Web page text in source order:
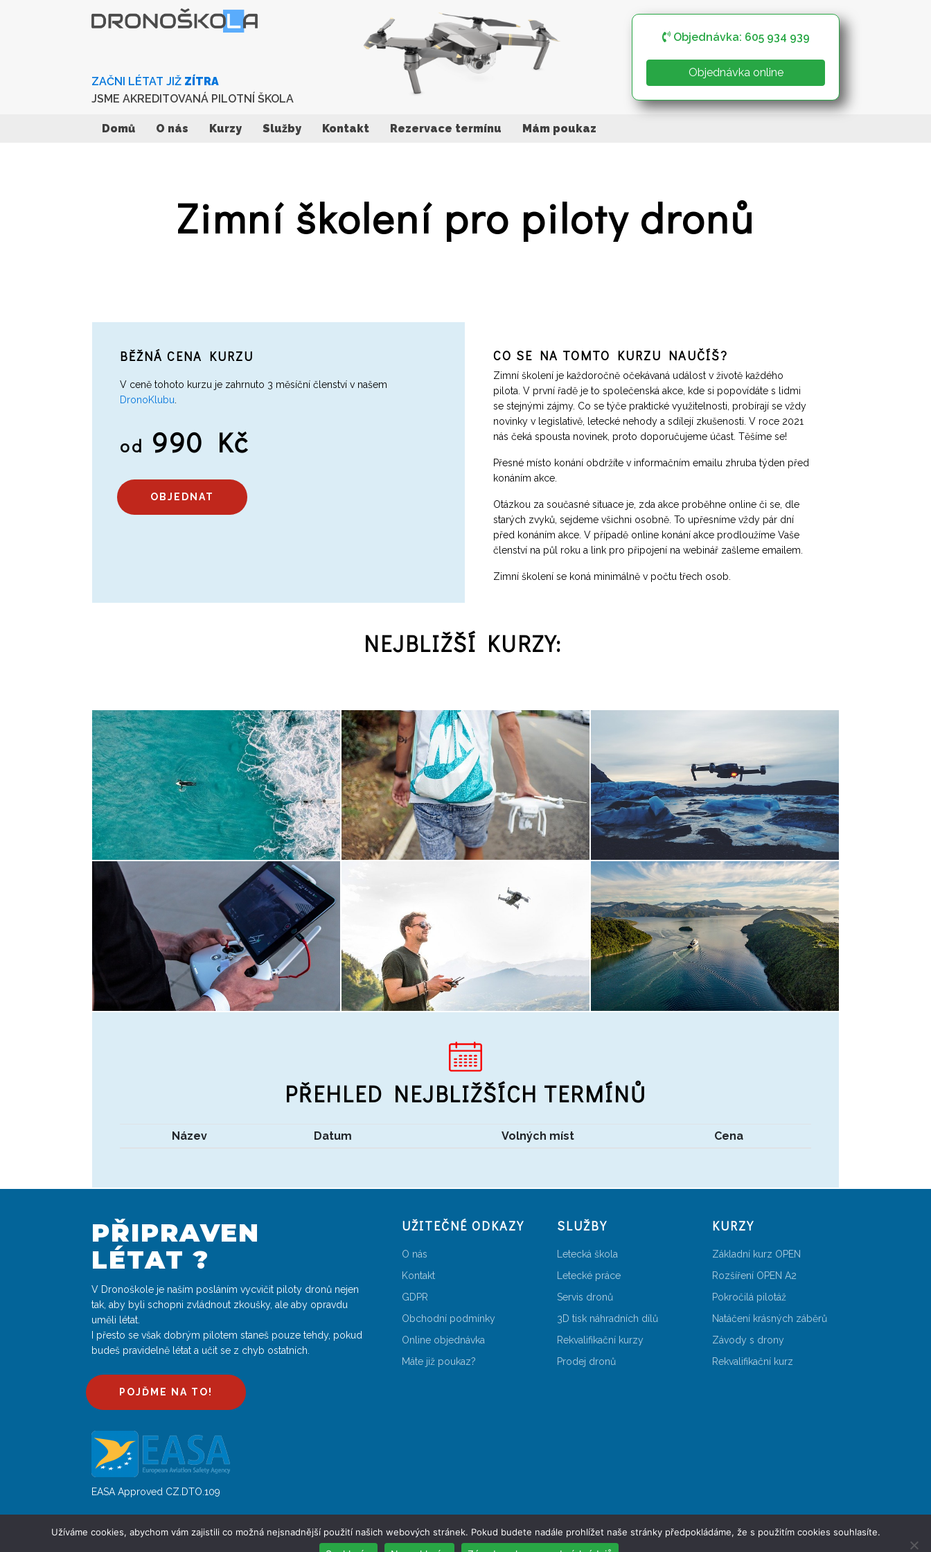
ZAČNI LÉTAT JIŽ ZÍTRA
JSME AKREDITOVANÁ PILOTNÍ ŠKOLA
Objednávka: 605 934 939
Objednávka online
Domů O nás Kurzy Služby Kontakt Rezervace termínu Mám poukaz
Zimní školení pro piloty dronů
BĚŽNÁ CENA KURZU
V ceně tohoto kurzu je zahrnuto 3 měsíční členství v našem
DronoKlubu
od 990 Kč
OBJEDNAT
CO SE NA TOMTO KURZU NAUČÍŠ?
Zimní školení je každoročně očekávaná událost v životě každého
pilota. V první řadě je to společenská akce, kde si popovídáte s lidmi
se stejnými zájmy. Co se týče praktické využitelnosti, probírají se vždy
novinky v legislativě, letecké nehody a sdílejí zkušenosti. V roce 2021
nás čeká spousta novinek, proto doporučujeme účast. Těšíme se!
Přesné místo konání obdržíte v informačním emailu zhruba týden před
konáním akce.
Otázkou za současné situace je, zda akce proběhne online či se, dle
starých zvyků, sejdeme všichni osobně. To upřesníme vždy pár dní
před konáním akce. V případě online konání akce prodloužíme Vaše
členství na půl roku a link pro připojení na webinář zašleme emailem.
Zimní školení se koná minimálně v počtu třech osob.
NEJBLIŽŠÍ KURZY:
PŘEHLED NEJBLIŽŠÍCH TERMÍNŮ
Název Datum Volných míst Cena
PŘIPRAVEN
LÉTAT ?
V Dronoškole je naším posláním vycvičit piloty dronů nejen
tak, aby byli schopni zvládnout zkoušky, ale aby opravdu
uměli létat.
I přesto se však dobrým pilotem staneš pouze tehdy, pokud
budeš pravidelně létat a učit se z chyb ostatních.
POJĎME NA TO!
EASA Approved CZ.DTO.109
UŽITEČNÉ ODKAZY
O nás
Kontakt
GDPR
Obchodní podmínky
Online objednávka
Máte již poukaz?
SLUŽBY
Letecká škola
Letecké práce
Servis dronů
3D tisk náhradních dílů
Rekvalifikační kurzy
Prodej dronů
KURZY
Základní kurz OPEN
Rozšíření OPEN A2
Pokročilá pilotáž
Natáčení krásných záběrů
Závody s drony
Rekvalifikační kurz
Užíváme cookies, abychom vám zajistili co možná nejsnadnější použití našich webových stránek. Pokud budete nadále prohlížet naše stránky předpokládáme, že s použitím cookies souhlasíte.